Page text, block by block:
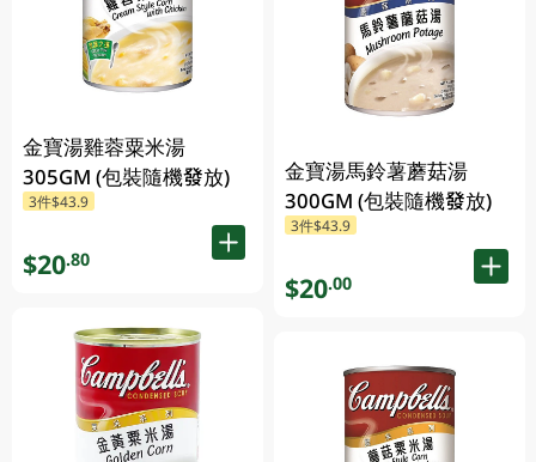
金寶湯雞蓉粟米湯
305GM (包裝隨機發放)
3件$43.9
$20.80
金寶湯馬鈴薯蘑菇湯
300GM (包裝隨機發放)
3件$43.9
$20.00